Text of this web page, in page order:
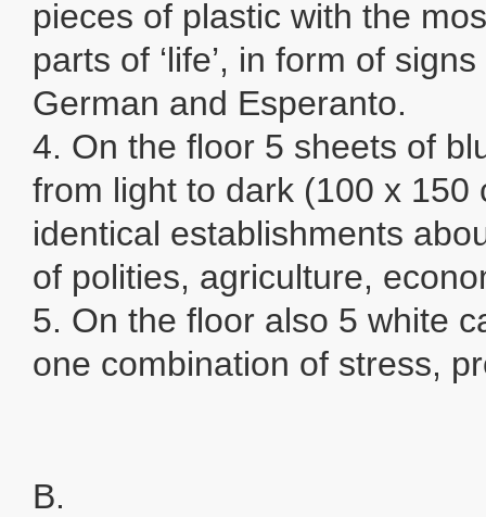
pieces of plastic with the
parts of ‘life’, in form of
German and Esperanto.
4. On the floor 5 sheets of
from light to dark (100 x 150
identical establishments
of polities, agriculture,
5. On the floor also 5 white
one combination of stress,
B.